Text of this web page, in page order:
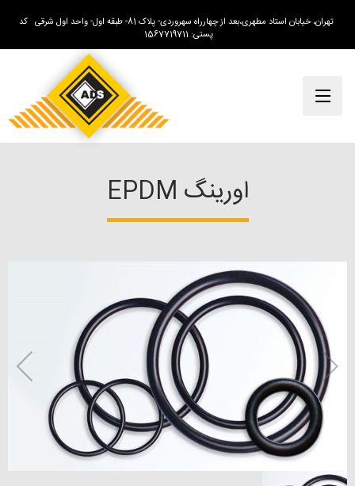
تهران، خیابان استاد مطهری،بعد از چهارراه سهروردی- پلاک 81- طبقه اول- واحد اول شرقی کد
پستی: 1567719711
اورینگ EPDM